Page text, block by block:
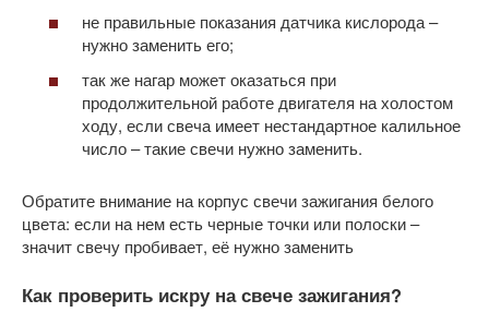
не правильные показания датчика кислорода –
нужно заменить его;
так же нагар может оказаться при
продолжительной работе двигателя на холостом
ходу, если свеча имеет нестандартное калильное
число – такие свечи нужно заменить.
Обратите внимание на корпус свечи зажигания белого
цвета: если на нем есть черные точки или полоски –
значит свечу пробивает, её нужно заменить
Как проверить искру на свече зажигания?